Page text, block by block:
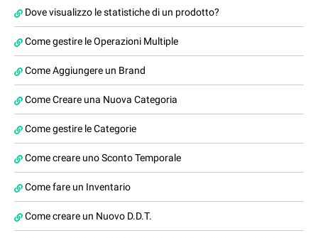
Dove visualizzo le statistiche di un prodotto?
Come gestire le Operazioni Multiple
Come Aggiungere un Brand
Come Creare una Nuova Categoria
Come gestire le Categorie
Come creare uno Sconto Temporale
Come fare un Inventario
Come creare un Nuovo D.D.T.